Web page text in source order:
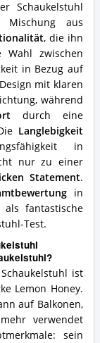
Schaukelstuhl
Mischung aus
, die ihn
Wahl zwischen
in Bezug auf
mit klaren
während
durch eine
Langlebigkeit
in
nur zu einer
Statement.
in
fantastische
Test.
ist
Lemon Honey.
auf Balkonen,
verwendet
sein